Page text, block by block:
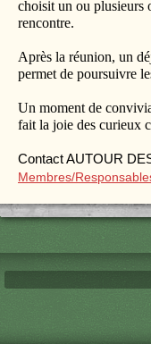
choisit un ou plusieurs
rencontre.
Après la réunion, un
permet de poursuivre
Un moment de
fait la joie des curieux
Contact AUTOUR
Membres/